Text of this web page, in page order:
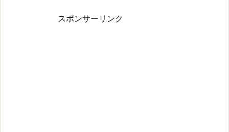
スポンサーリンク